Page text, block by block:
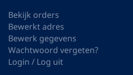
09:00uur – 17:00uur
Zondag
Gesloten